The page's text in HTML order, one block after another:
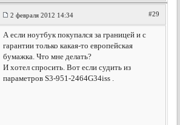
2 февраля 2012 14:34 #29
А если ноутбук покупался за границей и с
гарантии только какая-то европейская
бумажка. Что мне делать?
И хотел спросить. Вот если судить из
параметров S3-951-2464G34iss .